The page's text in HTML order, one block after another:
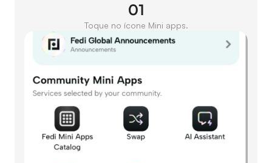
01
Toque no ícone Mini apps.